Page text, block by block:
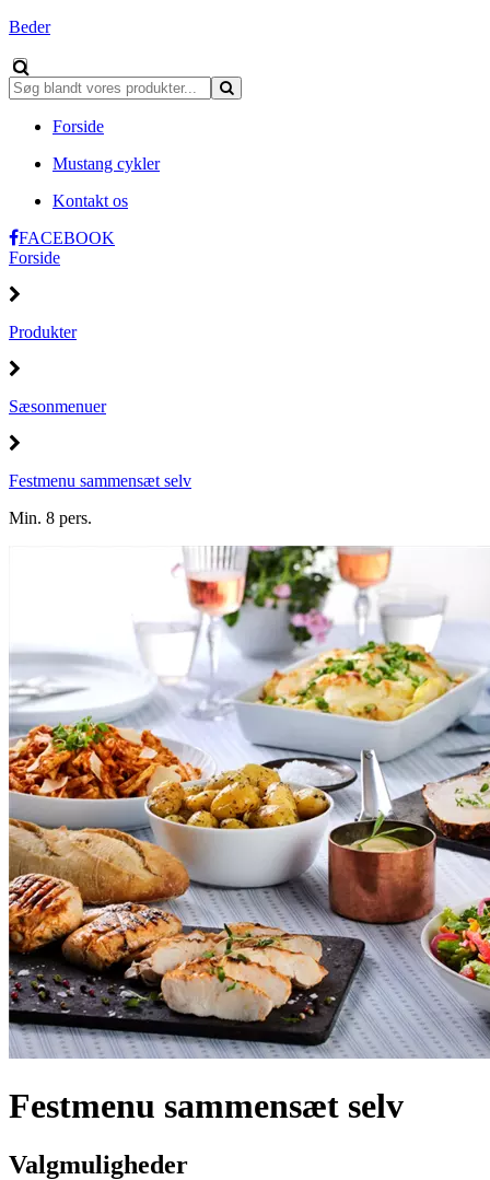
Beder
Forside
Mustang cykler
Kontakt os
FACEBOOK
Forside
Produkter
Sæsonmenuer
Festmenu sammensæt selv
Min. 8 pers.
Festmenu sammensæt selv
Valgmuligheder